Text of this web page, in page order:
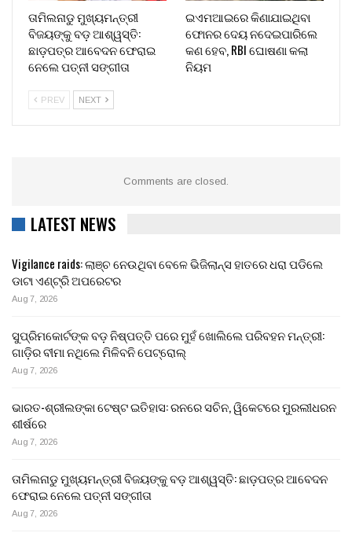
ତାମିଲନାଡୁ ମୁଖ୍ୟମନ୍ତ୍ରୀ
ବିଜୟଙ୍କୁ ବଡ଼ ଆଶ୍ୱସ୍ତି:
ଛାଡ଼ପତ୍ର ଆବେଦନ ଫେରାଇ
ନେଲେ ପତ୍ନୀ ସଙ୍ଗୀତା
ଇଏମଆଇରେ କିଣାଯାଇଥିବା
ଫୋନର ଦେୟ ନଦେଇପାରିଲେ
କଣ ହେବ, RBI ଘୋଷଣା କଲା
ନିୟମ
PREV NEXT
Comments are closed.
LATEST NEWS
Vigilance raids: ଲାଞ୍ଚ ନେଉଥିବା ବେଳେ ଭିଜିଲାନ୍ସ ହାତରେ ଧରା ପଡିଲେ
ଡାଟା ଏଣ୍ଟ୍ରି ଅପରେଟର
Aug 7, 2026
ସୁପ୍ରିମକୋର୍ଟଙ୍କ ବଡ଼ ନିଷ୍ପତ୍ତି ପରେ ମୁହଁ ଖୋଲିଲେ ପରିବହନ ମନ୍ତ୍ରୀ:
ଗାଡ଼ିର ବୀମା ନଥିଲେ ମିଳିବନି ପେଟ୍ରୋଲ୍
Aug 7, 2026
ଭାରତ-ଶ୍ରୀଲଙ୍କା ଟେଷ୍ଟ ଇତିହାସ: ରନରେ ସଚିନ, ୱିକେଟରେ ମୁରଲୀଧରନ
ଶୀର୍ଷରେ
Aug 7, 2026
ତାମିଲନାଡୁ ମୁଖ୍ୟମନ୍ତ୍ରୀ ବିଜୟଙ୍କୁ ବଡ଼ ଆଶ୍ୱସ୍ତି: ଛାଡ଼ପତ୍ର ଆବେଦନ
ଫେରାଇ ନେଲେ ପତ୍ନୀ ସଙ୍ଗୀତା
Aug 7, 2026